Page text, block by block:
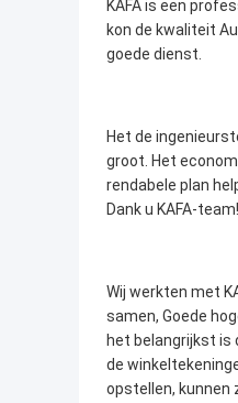
KAFA is een
kon de kwaliteit
goede dienst.
Het de
groot. Het
rendabele plan
Dank u KAFA-team!
Wij werkten met
samen, Goede
het belangrijkst is
de
opstellen, kunnen